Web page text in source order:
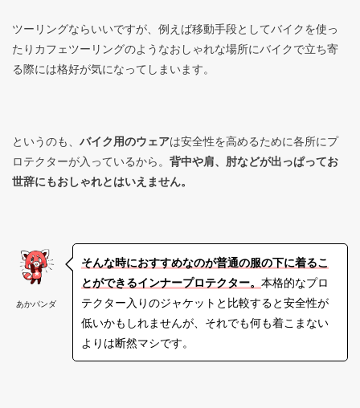
ツーリングならいいですが、例えば移動手段としてバイクを使っ
たりカフェツーリングのようなおしゃれな場所にバイクで立ち寄
る際には格好が気になってしまいます。
というのも、 バイク用のウェアは安全性を高めるために各所にプ
ロテクターが入っているから。 背中や肩、肘などが出っぱってお
世辞にもおしゃれとはいえません。
あかパンダ
そんな時におすすめなのが普通の服の下に着るこ
とができるインナープロテクター。 本格的なプロ
テクター入りのジャケットと比較すると安全性が
低いかもしれませんが、それでも何も着こまない
よりは断然マシです。